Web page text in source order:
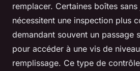
remplacer. Certaines boîtes
nécessitent une inspection plus
demandant souvent un passage
pour accéder à une vis de
remplissage. Ce type de